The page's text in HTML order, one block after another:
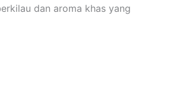
dan aroma khas yang